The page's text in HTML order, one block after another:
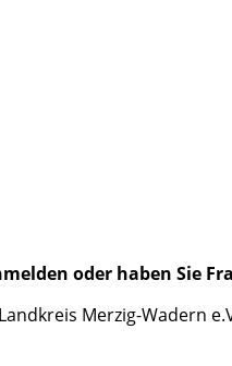
oder haben Sie
Merzig-Wadern